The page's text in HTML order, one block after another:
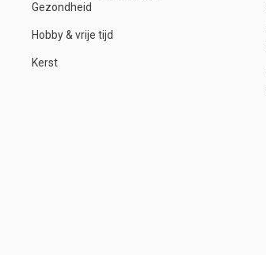
Gezondheid
Hobby & vrije tijd
Kerst